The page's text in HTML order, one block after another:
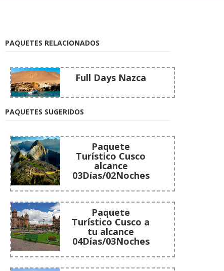
PAQUETES RELACIONADOS
Full Days Nazca
PAQUETES SUGERIDOS
Paquete
Turístico Cusco
alcance
03Días/02Noches
Paquete
Turístico Cusco a
tu alcance
04Días/03Noches